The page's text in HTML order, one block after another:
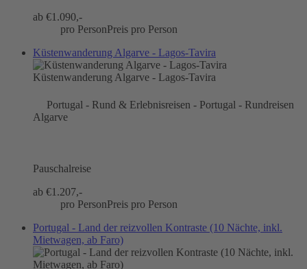
ab €1.090,-
pro PersonPreis pro Person
Küstenwanderung Algarve - Lagos-Tavira
Küstenwanderung Algarve - Lagos-Tavira
Portugal - Rund & Erlebnisreisen - Portugal - Rundreisen
Algarve
Pauschalreise
ab €1.207,-
pro PersonPreis pro Person
Portugal - Land der reizvollen Kontraste (10 Nächte, inkl.
Mietwagen, ab Faro)